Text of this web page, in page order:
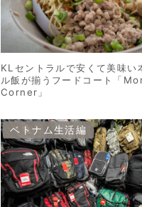
KLセントラルで安くて美味い
ル飯が揃うフードコート「
Corner」
ベトナム生活編